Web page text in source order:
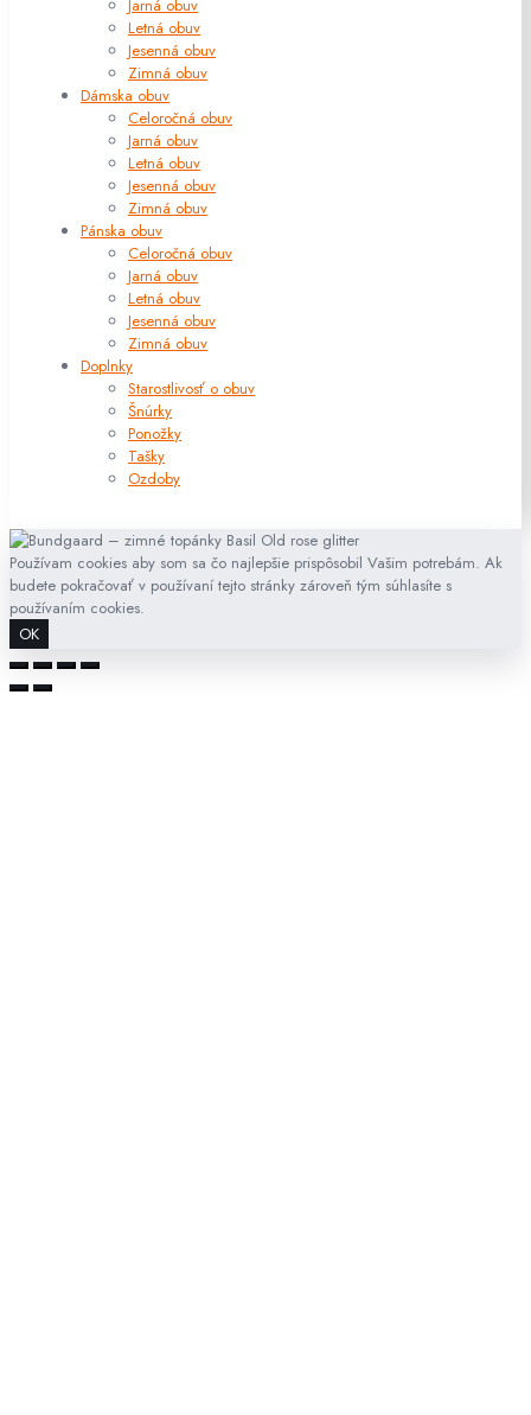
Jarná obuv
Letná obuv
Jesenná obuv
Zimná obuv
Dámska obuv
Celoročná obuv
Jarná obuv
Letná obuv
Jesenná obuv
Zimná obuv
Pánska obuv
Celoročná obuv
Jarná obuv
Letná obuv
Jesenná obuv
Zimná obuv
Doplnky
Starostlivosť o obuv
Šnúrky
Ponožky
Tašky
Ozdoby
Používam cookies aby som sa čo najlepšie prispôsobil Vašim potrebám. Ak
budete pokračovať v používaní tejto stránky zároveň tým súhlasíte s
používaním cookies.
OK